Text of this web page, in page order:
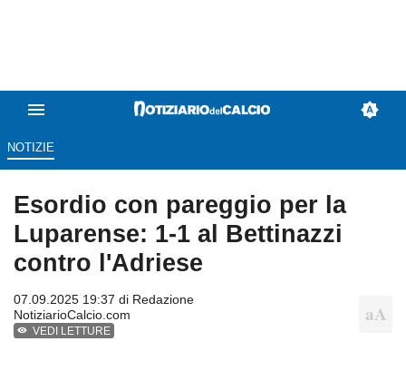
NOTIZIE
Esordio con pareggio per la
Luparense: 1-1 al Bettinazzi
contro l'Adriese
07.09.2025 19:37 di Redazione
NotiziarioCalcio.com
VEDI LETTURE